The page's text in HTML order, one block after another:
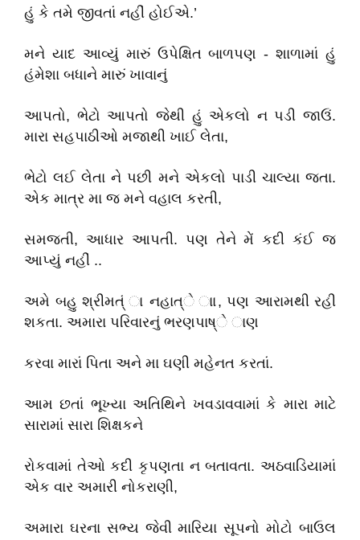
હું કે તમે જીવતાં નહીં હોઈએ.’
મને યાદ આવ્યું મારું ઉપેક્ષિત બાળપણ - શાળામાં હું
હંમેશા બધાને મારું ખાવાનું
આપતો, ભેટો આપતો જેથી હું એકલો ન પડી જાઉં.
મારા સહપાઠીઓ મજાથી ખાઈ લેતા,
ભેટો લઈ લેતા ને પછી મને એકલો પાડી ચાલ્યા જતા.
એક માત્ર મા જ મને વહાલ કરતી,
સમજતી, આધાર આપતી. પણ તેને મેં કદી કંઈ જ
આપ્યું નહીં ..
અમે બહુ શ્રીમત્ં ા નહાત્ે ાા, પણ આરામથી રહી
શકતા. અમારા પરિવારનું ભરણપાષ્ે ાણ
કરવા મારાં પિતા અને મા ઘણી મહેનત કરતાં.
આમ છતાં ભૂખ્યા અતિથિને ખવડાવવામાં કે મારા માટે
સારામાં સારા શિક્ષકને
રોકવામાં તેઓ કદી કૃપણતા ન બતાવતા. અઠવાડિયામાં
એક વાર અમારી નોકરાણી,
અમારા ઘરના સભ્ય જેવી મારિયા સૂપનો મોટો બાઉલ